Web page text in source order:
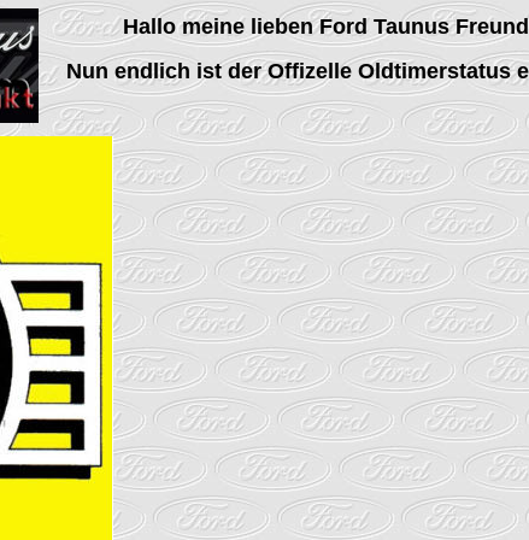
Hallo meine lieben Ford Taunus
Nun endlich ist der Offizelle Oldtimerstatus